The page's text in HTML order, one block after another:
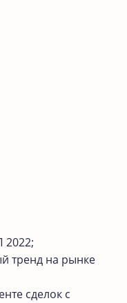
2022;
тренд на рынке
сделок с